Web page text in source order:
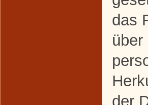
das
über
der